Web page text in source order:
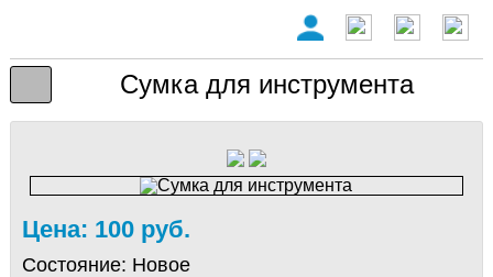
Сумка для инструмента
Цена: 100 руб.
Состояние: Новое